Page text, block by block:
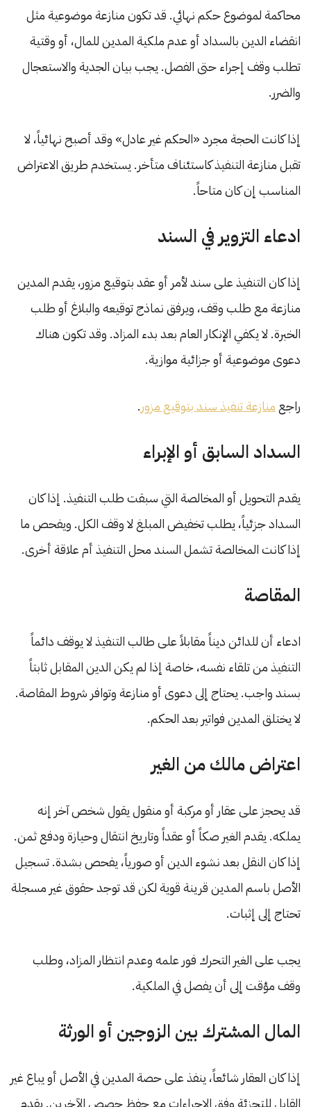
محاكمة لموضوع حكم نهائي. قد تكون منازعة موضوعية مثل
انقضاء الدين بالسداد أو عدم ملكية المدين للمال، أو وقتية
تطلب وقف إجراء حتى الفصل. يجب بيان الجدية والاستعجال
والضرر.
إذا كانت الحجة مجرد «الحكم غير عادل» وقد أصبح نهائياً، لا
تقبل منازعة التنفيذ كاستئناف متأخر. يستخدم طريق الاعتراض
المناسب إن كان متاحاً.
ادعاء التزوير في السند
إذا كان التنفيذ على سند لأمر أو عقد بتوقيع مزور، يقدم المدين
منازعة مع طلب وقف، ويرفق نماذج توقيعه والبلاغ أو طلب
الخبرة. لا يكفي الإنكار العام بعد بدء المزاد. وقد تكون هناك
دعوى موضوعية أو جزائية موازية.
راجع منازعة تنفيذ سند بتوقيع مزور.
السداد السابق أو الإبراء
يقدم التحويل أو المخالصة التي سبقت طلب التنفيذ. إذا كان
السداد جزئياً، يطلب تخفيض المبلغ لا وقف الكل. ويفحص ما
إذا كانت المخالصة تشمل السند محل التنفيذ أم علاقة أخرى.
المقاصة
ادعاء أن للدائن ديناً مقابلاً على طالب التنفيذ لا يوقف دائماً
التنفيذ من تلقاء نفسه، خاصة إذا لم يكن الدين المقابل ثابتاً
بسند واجب. يحتاج إلى دعوى أو منازعة وتوافر شروط المقاصة.
لا يختلق المدين فواتير بعد الحكم.
اعتراض مالك من الغير
قد يحجز على عقار أو مركبة أو منقول يقول شخص آخر إنه
يملكه. يقدم الغير صكاً أو عقداً وتاريخ انتقال وحيازة ودفع ثمن.
إذا كان النقل بعد نشوء الدين أو صورياً، يفحص بشدة. تسجيل
الأصل باسم المدين قرينة قوية لكن قد توجد حقوق غير مسجلة
تحتاج إلى إثبات.
يجب على الغير التحرك فور علمه وعدم انتظار المزاد، وطلب
وقف مؤقت إلى أن يفصل في الملكية.
المال المشترك بين الزوجين أو الورثة
إذا كان العقار شائعاً، ينفذ على حصة المدين في الأصل أو يباع غير
القابل للتجزئة وفق الإجراءات مع حفظ حصص الآخرين. يقدم